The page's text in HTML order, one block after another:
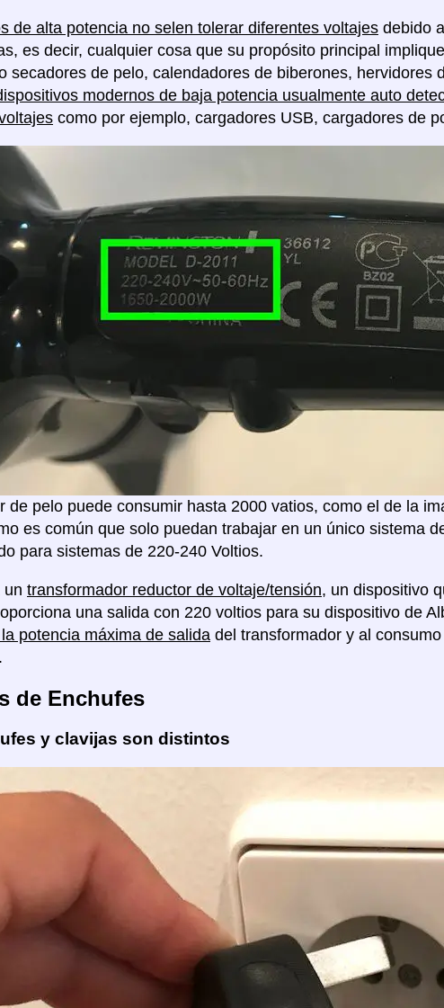
de alta potencia no selen tolerar diferentes voltajes debido
es decir, cualquier cosa que su propósito principal
secadores de pelo, calendadores de biberones, hervidores
modernos de baja potencia usualmente auto
como por ejemplo, cargadores USB, cargadores de
de pelo puede consumir hasta 2000 vatios, como el de la
es común que solo puedan trabajar en un único sistema
para sistemas de 220-240 Voltios.
un transformador reductor de voltaje/tensión, un dispositivo
una salida con 220 voltios para su dispositivo de
potencia máxima de salida del transformador y al
de Enchufes
y clavijas son distintos